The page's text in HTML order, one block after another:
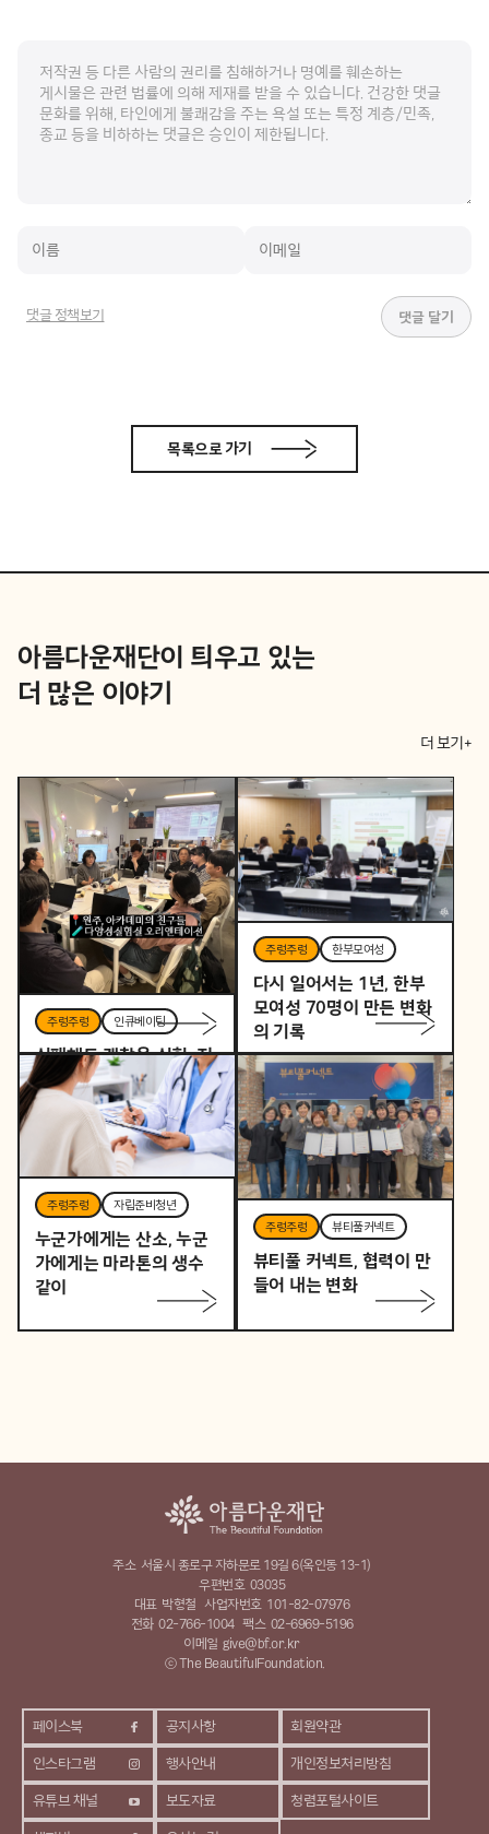
댓글 정책보기
목록으로 가기
아름다운재단이 틔우고 있는
더 많은 이야기
더 보기+
주렁주렁 인큐베이팅
실패해도 괜찮은 실험, 지
역을 바꾸는 작은 시작
주렁주렁 한부모여성
다시 일어서는 1년, 한부
모여성 70명이 만든 변화
의 기록
주렁주렁 자립준비청년
누군가에게는 산소, 누군
가에게는 마라톤의 생수
같이
주렁주렁 뷰티풀커넥트
뷰티풀 커넥트, 협력이 만
들어 내는 변화
페이스북
인스타그램
유튜브 채널
공지사항
행사안내
보도자료
회원약관
개인정보처리방침
청렴포털사이트
주소 서울시 종로구 자하문로 19길 6(옥인동 13-1)
우편번호 03035
대표 박형철 사업자번호 101-82-07976
전화 02-766-1004 팩스 02-6969-5196
이메일 give@bf.or.kr
ⓒ The BeautifulFoundation.